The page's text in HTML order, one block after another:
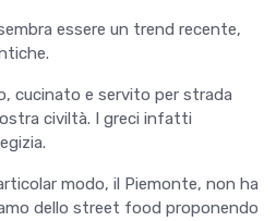
essere un trend recente,
cucinato e servito per strada
civiltà. I greci infatti
modo, il Piemonte, non ha
dello street food proponendo